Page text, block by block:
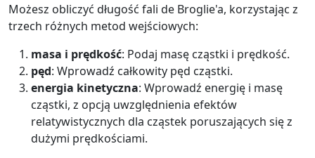
Możesz obliczyć długość fali de Broglie'a, korzystając z
trzech różnych metod wejściowych:
masa i prędkość: Podaj masę cząstki i prędkość.
pęd: Wprowadź całkowity pęd cząstki.
energia kinetyczna: Wprowadź energię i masę
cząstki, z opcją uwzględnienia efektów
relatywistycznych dla cząstek poruszających się z
dużymi prędkościami.